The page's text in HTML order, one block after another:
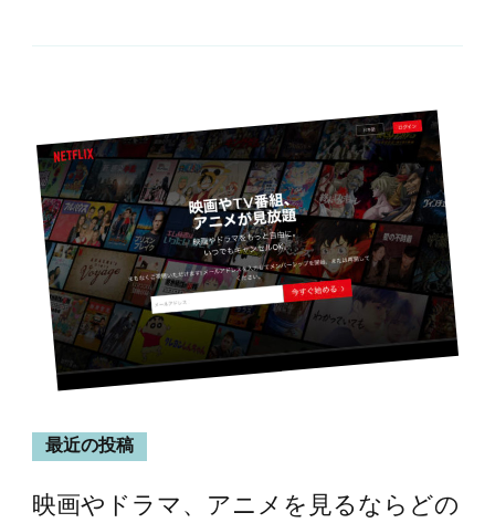
最近の投稿
映画やドラマ、アニメを見るならどの